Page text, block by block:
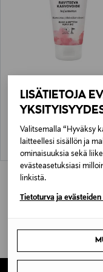
LISÄTIETOJA
Valitsemalla “Hyväksy
laitteellesi sisällön ja
ominaisuuksia sekä
evästeasetuksiasi
linkistä.
Tietoturva ja evästeiden
Ravitseva Kasvovoide 75 ml
Original Price
9,50 €